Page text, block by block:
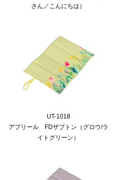
さん／こんにちは）
UT-1018
アプリール FDザブトン（グロウ/ラ
イトグリーン）